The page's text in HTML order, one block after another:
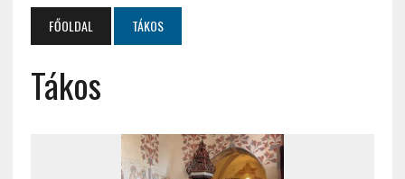
FŐOLDAL TÁKOS
Tákos